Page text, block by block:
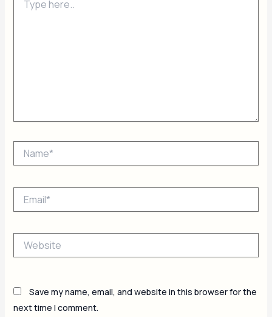
here..
Save my name, email, and website in this browser for the
next time I comment.